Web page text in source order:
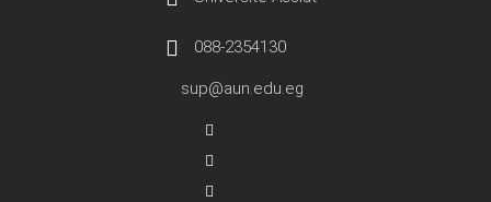
088-2354130
sup@aun.edu.eg